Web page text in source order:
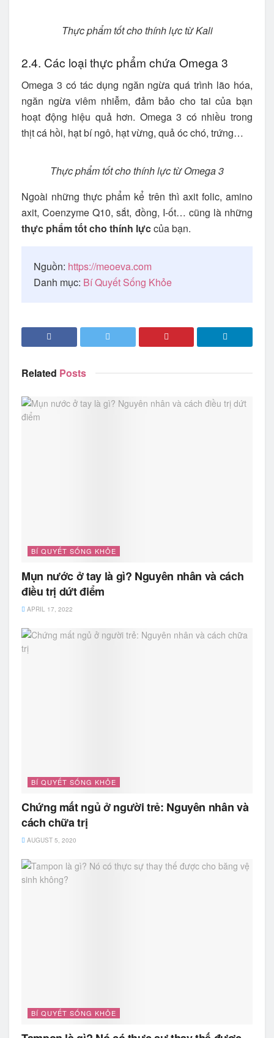
Thực phẩm tốt cho thính lực từ Kali
2.4. Các loại thực phẩm chứa Omega 3
Omega 3 có tác dụng ngăn ngừa quá trình lão hóa,
ngăn ngừa viêm nhiễm, đảm bảo cho tai của bạn
hoạt động hiệu quả hơn. Omega 3 có nhiều trong
thịt cá hồi, hạt bí ngô, hạt vừng, quả óc chó, trứng…
Thực phẩm tốt cho thính lực từ Omega 3
Ngoài những thực phẩm kể trên thì axit folic, amino
axit, Coenzyme Q10, sắt, đồng, I-ốt… cũng là những
thực phẩm tốt cho thính lựccủa bạn.
Nguồn: https://meoeva.com
Danh mục: Bí Quyết Sống Khỏe
Related Posts
BÍ QUYẾT SỐNG KHỎE
Mụn nước ở tay là gì? Nguyên nhân và cách
điều trị dứt điểm
APRIL 17, 2022
BÍ QUYẾT SỐNG KHỎE
Chứng mất ngủ ở người trẻ: Nguyên nhân và
cách chữa trị
AUGUST 5, 2020
BÍ QUYẾT SỐNG KHỎE